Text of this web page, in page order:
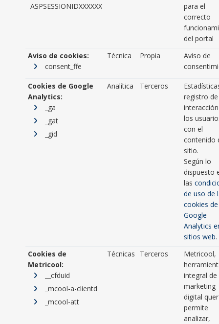
ASPSESSIONIDXXXXXX
para el
correcto
del portal
Aviso de cookies:
consent_ffe
Técnica Propia
Aviso de
Cookies de Google
Analytics:
_ga
_gat
_gid
Analítica Terceros
registro
los
con el
contenido
sitio.
Según lo
dispuesto
las
de uso de
cookies de
Google
Analytics
sitios web.
Cookies de
Metricool:
__cfduid
_mcool-a-clientd
_mcool-att
Técnicas Terceros
Metricool,
integral de
marketing
digital quer
permite
analizar,